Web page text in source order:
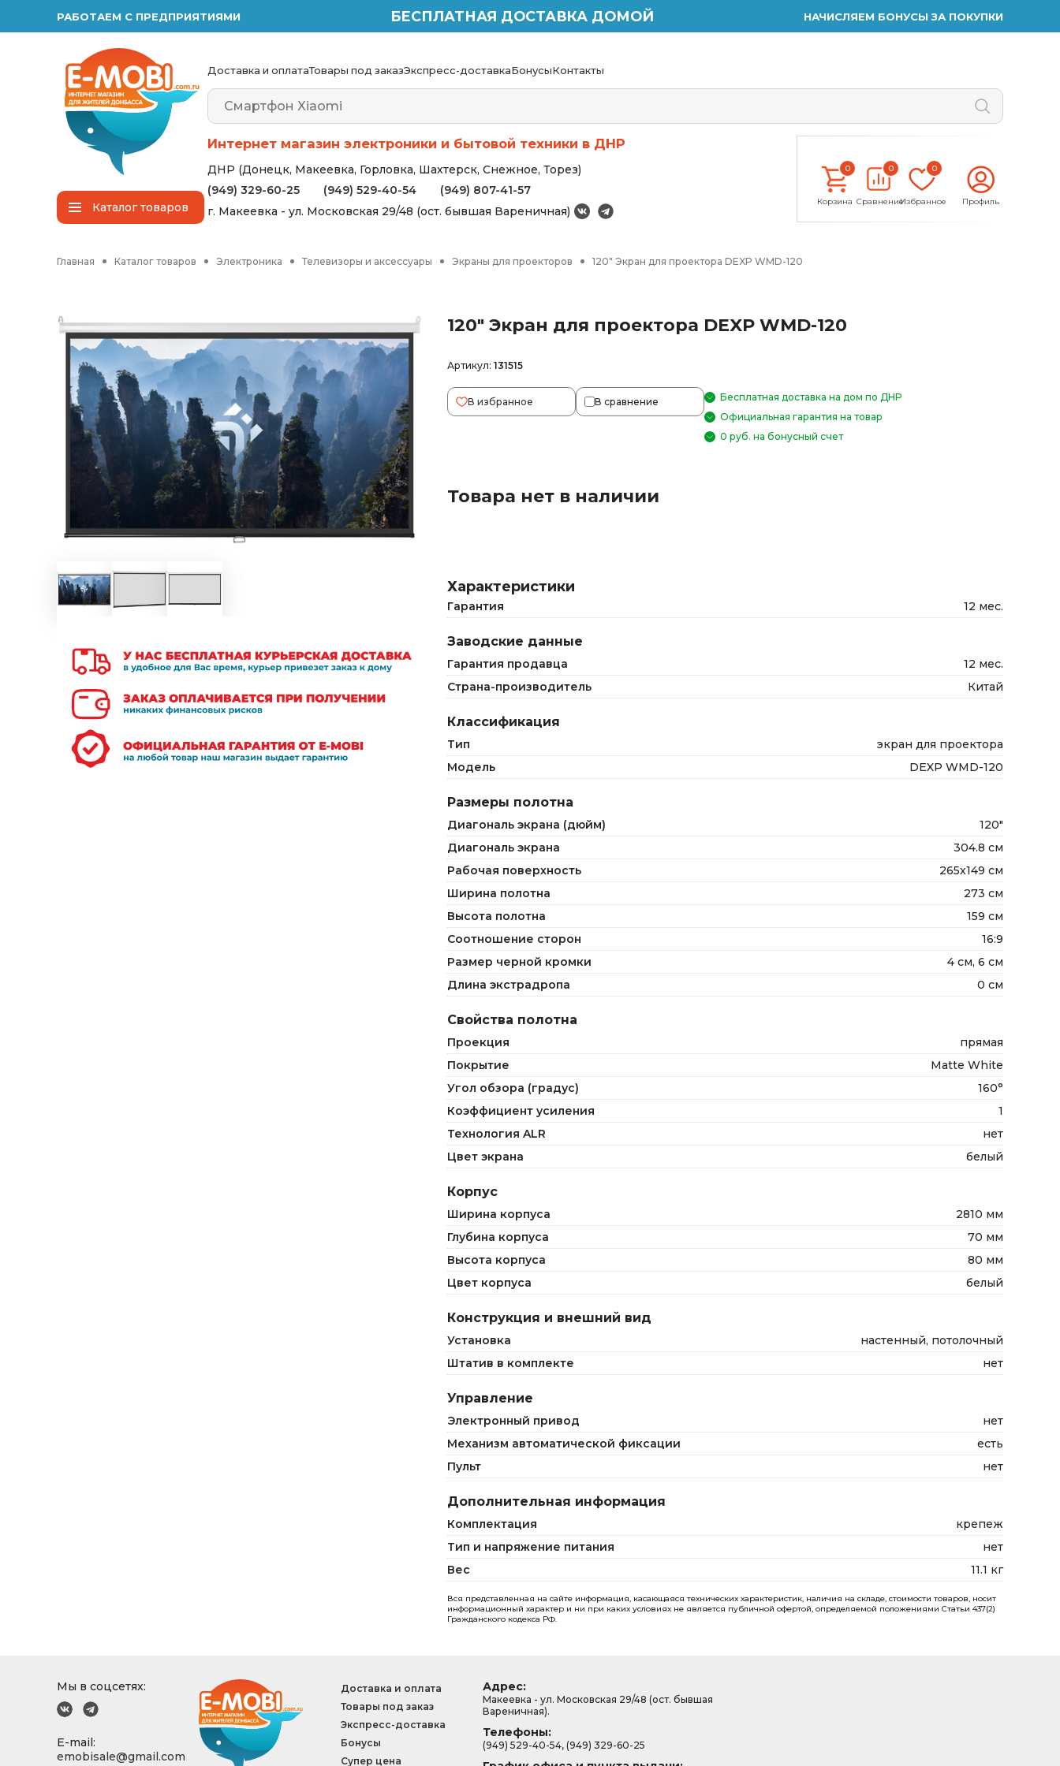
РАБОТАЕМ С ПРЕДПРИЯТИЯМИ БЕСПЛАТНАЯ ДОСТАВКА ДОМОЙ НАЧИСЛЯЕМ БОНУСЫ ЗА ПОКУПКИ
Каталогтоваров
Доставка и оплатаТовары под заказЭкспресс-доставкаБонусыКонтакты
Интернет магазин электроники и бытовой техники в ДНР
ДНР (Донецк, Макеевка, Горловка, Шахтерск, Снежное, Торез)
(949) 329-60-25
(949) 529-40-54
(949) 807-41-57
г. Макеевка - ул. Московская 29/48 (ост. бывшая Вареничная)
0
Корзина
0
Сравнение
0
Избранное Профиль
Главная Каталог товаров Электроника Телевизоры и аксессуары Экраны для проекторов 120" Экран для проектора DEXP WMD-120
120" Экран для проектора DEXP WMD-120
Артикул: 131515
В избранное В сравнение
Бесплатная доставка на дом по ДНР
Официальная гарантия на товар
0 руб. на бонусный счет
Товара нет в наличии
Характеристики
Гарантия 12 мес.
Заводские данные
Гарантия продавца
12 мес.
Страна-производитель
Китай
Классификация
Тип
экран для проектора
Модель
DEXP WMD-120
Размеры полотна
Диагональ экрана (дюйм)
120"
Диагональ экрана
304.8 см
Рабочая поверхность
265x149 см
Ширина полотна
273 см
Высота полотна
159 см
Соотношение сторон
16:9
Размер черной кромки
4 см, 6 см
Длина экстрадропа
0 см
Свойства полотна
Проекция
прямая
Покрытие
Matte White
Угол обзора (градус)
160°
Коэффициент усиления
1
Технология ALR
нет
Цвет экрана
белый
Корпус
Ширина корпуса
2810 мм
Глубина корпуса
70 мм
Высота корпуса
80 мм
Цвет корпуса
белый
Конструкция и внешний вид
Установка
настенный, потолочный
Штатив в комплекте
нет
Управление
Электронный привод
нет
Механизм автоматической фиксации
есть
Пульт
нет
Дополнительная информация
Комплектация
крепеж
Тип и напряжение питания
нет
Вес
11.1 кг
Вся представленная на сайте информация, касающаяся технических характеристик, наличия на складе, стоимости товаров, носит
информационный характер и ни при каких условиях не является публичной офертой, определяемой положениями Статьи 437(2)
Гражданского кодекса РФ.
Мы в соцсетях:
E-mail:
emobisale@gmail.com
Доставка и оплата
Товары под заказ
Экспресс-доставка
Бонусы
Супер цена
Адрес:
Макеевка - ул. Московская 29/48 (ост. бывшая
Вареничная).
Телефоны:
(949) 529-40-54, (949) 329-60-25